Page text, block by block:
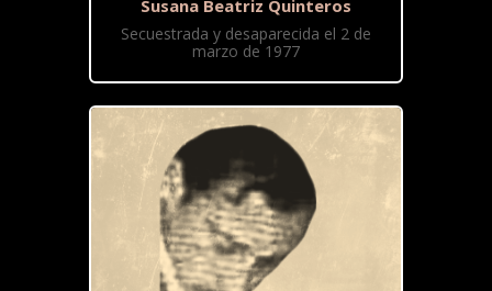
Susana Beatriz Quinteros
Secuestrada y desaparecida el 2 de
marzo de 1977